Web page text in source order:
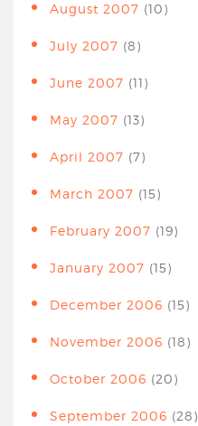
August 2007 (10)
July 2007 (8)
June 2007 (11)
May 2007 (13)
April 2007 (7)
March 2007 (15)
February 2007 (19)
January 2007 (15)
December 2006 (15)
November 2006 (18)
October 2006 (20)
September 2006 (28)